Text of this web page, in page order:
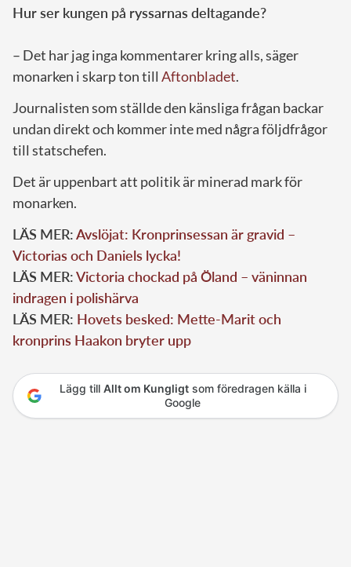
Hur ser kungen på ryssarnas deltagande?
– Det har jag inga kommentarer kring alls, säger
monarken i skarp ton till Aftonbladet.
Journalisten som ställde den känsliga frågan backar
undan direkt och kommer inte med några följdfrågor
till statschefen.
Det är uppenbart att politik är minerad mark för
monarken.
LÄS MER:Avslöjat: Kronprinsessan är gravid –
Victorias och Daniels lycka!
LÄS MER:Victoria chockad på Öland – väninnan
indragen i polishärva
LÄS MER: Hovets besked: Mette-Marit och
kronprins Haakon bryter upp
Lägg till Allt om Kungligtsom föredragen källa i
Google